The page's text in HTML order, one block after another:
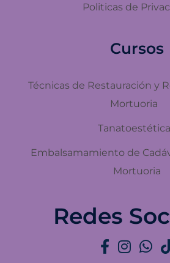
Politicas de
Cursos
Técnicas de Restauración y
Mortuoria
Tanatoestética
Embalsamamiento de
Mortuoria
Redes